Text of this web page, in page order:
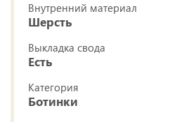
Внутренний материал
Шерсть
Выкладка свода
Есть
Категория
Ботинки